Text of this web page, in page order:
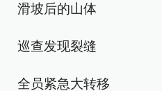
滑坡后的山体
巡查发现裂缝
全员紧急大转移